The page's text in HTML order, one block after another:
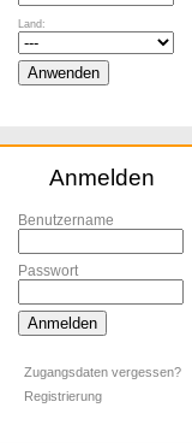
Land:
Anmelden
Benutzername
Passwort
Zugangsdaten vergessen?
Registrierung